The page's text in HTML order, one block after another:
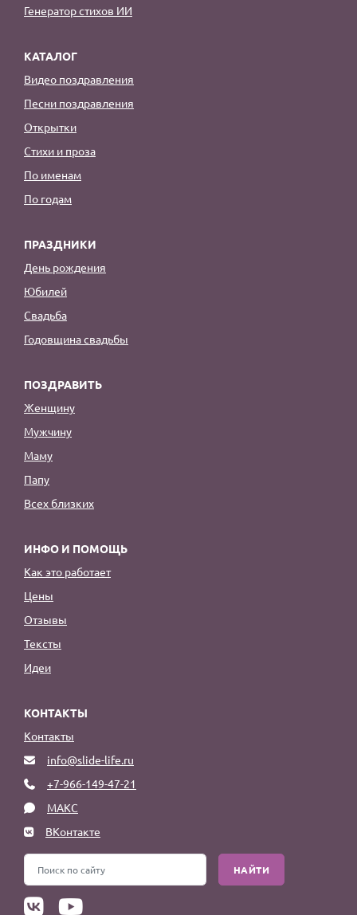
Генератор стихов ИИ
КАТАЛОГ
Видео поздравления
Песни поздравления
Открытки
Стихи и проза
По именам
По годам
ПРАЗДНИКИ
День рождения
Юбилей
Свадьба
Годовщина свадьбы
ПОЗДРАВИТЬ
Женщину
Мужчину
Маму
Папу
Всех близких
ИНФО И ПОМОЩЬ
Как это работает
Цены
Отзывы
Тексты
Идеи
КОНТАКТЫ
Контакты
info@slide-life.ru
+7-966-149-47-21
МАКС
ВКонтакте
НАЙТИ